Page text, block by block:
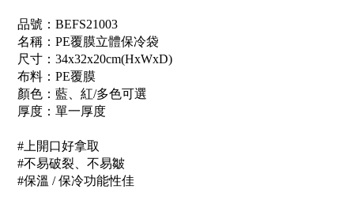
品號：BEFS21003
名稱： PE覆膜立體保冷袋
尺寸：34x32x20cm(HxWxD)
布料： PE覆膜
顏色：藍、紅/多色可選
厚度： 單一厚度
#上開口好拿取
#不易破裂、不易皺
#保溫 / 保冷功能性佳